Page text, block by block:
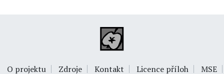
O projektu Zdroje Kontakt Licence příloh MSE